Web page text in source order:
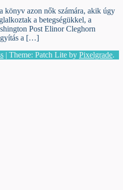
könyv azon nők számára, akik úgy
a betegségükkel, a
Post Elinor Cleghorn
a […]
| Theme: Patch Lite by Pixelgrade.